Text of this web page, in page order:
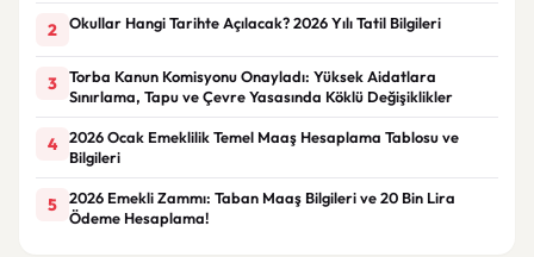
2 Okullar Hangi Tarihte Açılacak? 2026 Yılı Tatil Bilgileri
3
Torba Kanun Komisyonu Onayladı: Yüksek Aidatlara
Sınırlama, Tapu ve Çevre Yasasında Köklü Değişiklikler
4
2026 Ocak Emeklilik Temel Maaş Hesaplama Tablosu ve
Bilgileri
5
2026 Emekli Zammı: Taban Maaş Bilgileri ve 20 Bin Lira
Ödeme Hesaplama!